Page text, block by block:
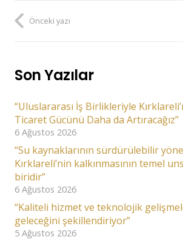
Önceki yazı
Son Yazılar
“Uluslararası İş Birlikleriyle
Ticaret Gücünü Daha da Artıracağız”
6 Ağustos 2026
“Su kaynaklarının sürdürülebilir
Kırklareli’nin kalkınmasının temel
biridir”
6 Ağustos 2026
“Kaliteli hizmet ve teknolojik
geleceğini şekillendiriyor”
5 Ağustos 2026